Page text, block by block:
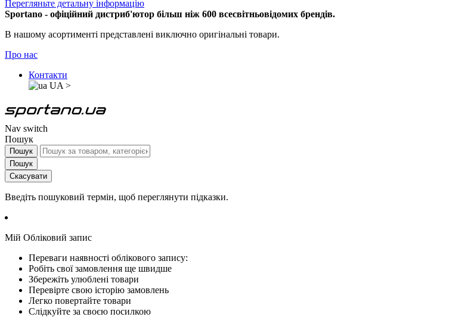
Перегляньте детальну інформацію
Sportano - офіційний дистриб'ютор більш ніж 600 всесвітньовідомих брендів.
В нашому асортименті представлені виключно оригінальні товари.
Про нас
Контакти
UA >
Nav switch
Пошук
Пошук
Пошук
Скасувати
Введіть пошуковий термін, щоб переглянути підказки.
Мій Обліковий запис
Переваги наявності облікового запису:
Робіть свої замовлення ще швидше
Збережіть улюблені товари
Перевірте свою історію замовлень
Легко повертайте товари
Слідкуйте за своєю посилкою